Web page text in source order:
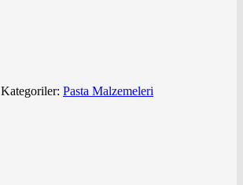
Kategoriler: Pasta Malzemeleri